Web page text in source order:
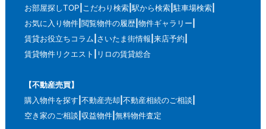
お部屋探しTOP こだわり検索 駅から検索 駐車場検索
お気に入り物件 閲覧物件の履歴 物件ギャラリー
賃貸お役立ちコラム さいたま街情報 来店予約
賃貸物件リクエスト
リロの賃貸総合
【不動産売買】
購入物件を探す 不動産売却 不動産相続のご相談
空き家のご相談 収益物件 無料物件査定